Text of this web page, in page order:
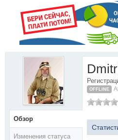
Обзор
Изменения статуса
OFFLINE